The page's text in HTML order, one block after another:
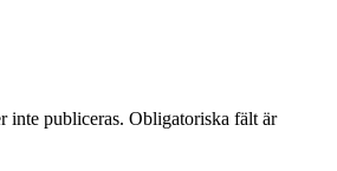
inte publiceras. Obligatoriska fält är